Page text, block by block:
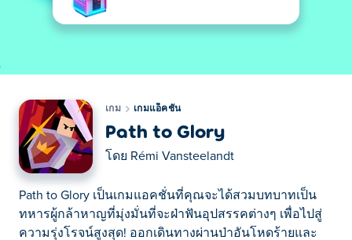
เกม เกมแอ็คชั่น
Path to Glory
โดย Rémi Vansteelandt
Path to Glory เป็นเกมแอคชั่นที่คุณจะได้สวมบทบาทเป็น
ทหารผู้กล้าหาญที่มุ่งมั่นที่จะฝ่าฟันอุปสรรคต่างๆ เพื่อไปสู่
ความรุ่งโรจน์สูงสุด! ออกเดินทางผ่านป่าอันโหดร้ายและ